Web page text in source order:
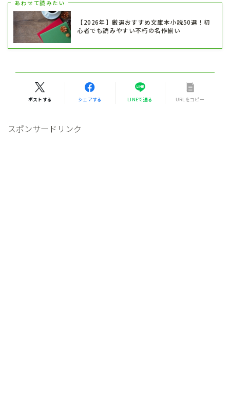
あわせて読みたい
【2026年】厳選おすすめ文庫本小説50選！初
心者でも読みやすい不朽の名作揃い
ポストする シェアする LINEで送る URLをコピー
スポンサードリンク